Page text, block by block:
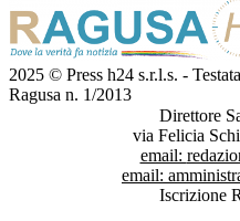
2025 © Press h24 s.r.l.s. -
Ragusa n. 1/2013
Direttore
via Felicia
email:
email:
Iscrizione